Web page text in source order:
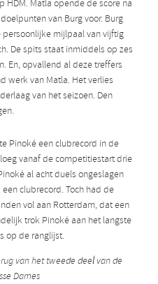
HDM. Matla opende de score na
van Burg voor. Burg
mijlpaal van vijftig
De spits staat inmiddels op zes
En, opvallend al deze treffers
werk van Matla. Het verlies
van het seizoen. Den
Pinoké een clubrecord in de
vanaf de competitiestart drie
al acht duels ongeslagen
clubrecord. Toch had de
vol aan Rotterdam, dat een
trok Pinoké aan het langste
op de ranglijst.
van het tweede deel van de
Dames